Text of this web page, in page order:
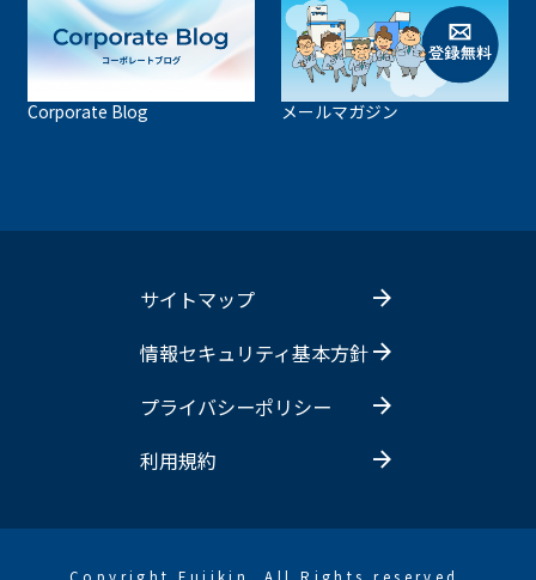
Corporate Blog メールマガジン
サイトマップ
情報セキュリティ基本方針
プライバシーポリシー
利用規約
Copyright Fujikin. All Rights reserved.